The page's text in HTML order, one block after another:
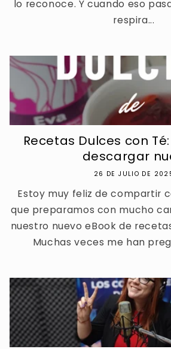
lo reconoce. Y cuando eso
respira...
Recetas Dulces con
descargar
26 DE JULIO DE
Estoy muy feliz de compartir
que preparamos con mucho
nuestro nuevo eBook de
Muchas veces me han